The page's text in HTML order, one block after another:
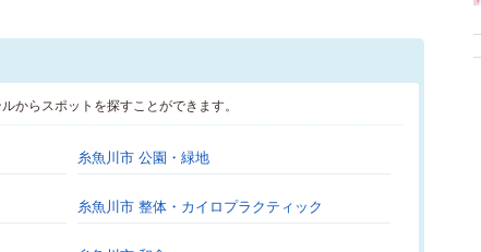
からスポットを探すことができます。
糸魚川市 公園・緑地
糸魚川市 整体・カイロプラクティック